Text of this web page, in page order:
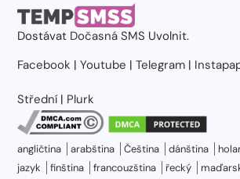
Dostávat Dočasná SMS Uvolnit.
Facebook |Youtube |Telegram |
Střední| Plurk
angličtina arabština Čeština dánština
jazyk
finština francouzština řecký